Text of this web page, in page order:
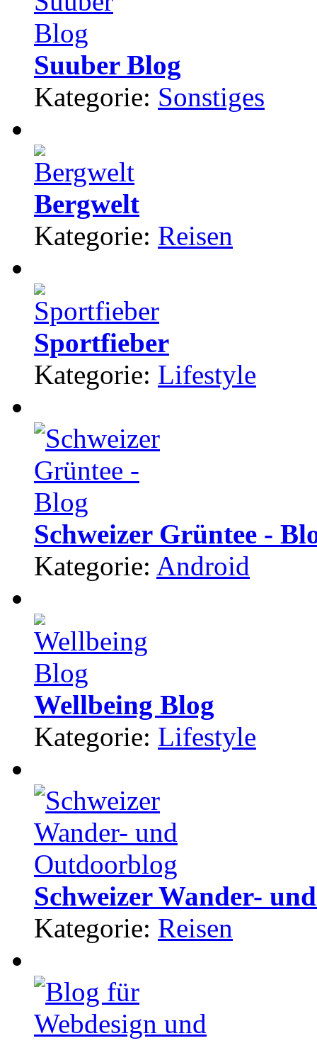
Suuber Blog
Kategorie: Sonstiges
Bergwelt
Kategorie: Reisen
Sportfieber
Kategorie: Lifestyle
Schweizer Grüntee -
Kategorie: Android
Wellbeing Blog
Kategorie: Lifestyle
Schweizer Wander-
Kategorie: Reisen